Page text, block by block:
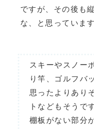
ですが、その後も
な、と思っています
スキーやスノー
り竿、ゴルフバ
思ったよりあり
トなどもそうで
棚板がない部分